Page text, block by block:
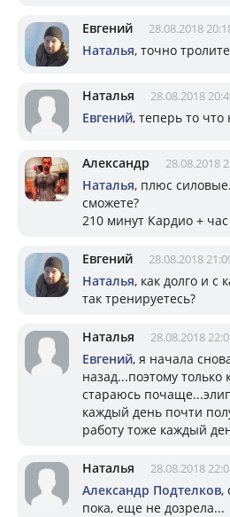
Евгений 28.08.2018
Наталья, точно
Наталья 28.08.2018
Евгений, теперь то что
Александр 28.08.2018
Наталья, плюс
сможете?
210 минут Кардио +
Евгений 28.08.2018
Наталья, как долго и с
так тренируетесь?
Наталья 28.08.2018
Евгений, я начала
назад...поэтому только
стараюсь
каждый день почти
работу тоже каждый
Наталья 28.08.2018
Александр Подтелков,
пока, еще не дозрела...